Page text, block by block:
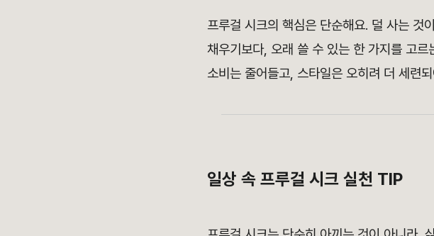
프루걸 시크의 핵심은 단순해요. 덜 사는 것
채우기보다, 오래 쓸 수 있는 한 가지를 고
소비는 줄어들고, 스타일은 오히려 더 세련
일상 속 프루걸 시크 실천 TIP